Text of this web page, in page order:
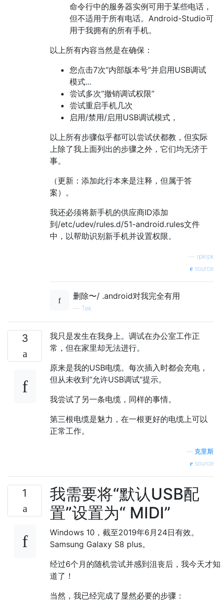
命令行中的服务器实例可用于某些电话，
但不适用于所有电话。Android-Studio可
用于我拥有的所有手机。
以上所有内容当然是在确保：
您点击7次“内部版本号”并启用USB调试
模式...
尝试多次“撤销调试权限”
尝试重启手机几次
启用/禁用/启用USB调试模式，
以上所有步骤似乎都可以尝试伏都教，但实际
上除了我上面列出的步骤之外，它们均无济于
事。
（更新：添加此行本来是注释，但属于答
案）。
我还必须将新手机的供应商ID添加
到/etc/udev/rules.d/51-android.rules文件
中，以帮助识别新手机并设置权限。
rpkrpk
source
删除〜/ .android对我完全有用
— Tek
3
我只是发生在我身上。调试在办公室工作正
常，但在家里却无法进行。
原来是我的USB电缆。每次插入时都会充电，
但从未收到“允许USB调试”提示。
我尝试了另一条电缆，同样的事情。
第三根电缆是魅力，在一根更好的电缆上可以
正常工作。
克里斯
source
1
我需要将“默认USB配
置”设置为“ MIDI”
Windows 10，截至2019年6月24日有效。
Samsung Galaxy S8 plus。
经过6个月的随机尝试并感到沮丧后，我今天才知
道了！
当然，我已经完成了显然必要的步骤：